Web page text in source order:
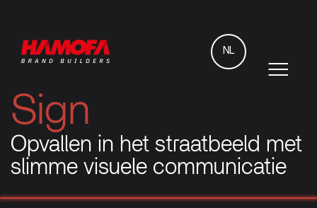
NL
Opvallen in het straatbeeld met
slimme visuele communicatie
Sign